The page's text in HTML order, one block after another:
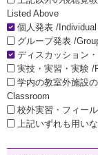
Listed Above
個人発表 /
グループ発表 /
ディスカッション
実技・実習・実験
学内の教室外施設
Classroom
校外実習・フィー
上記いずれも用い